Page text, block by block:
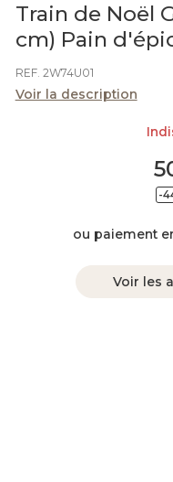
Train de Noël
cm) Pain
REF. 2W74U01
Voir la description
-
ou paiement
Voir les